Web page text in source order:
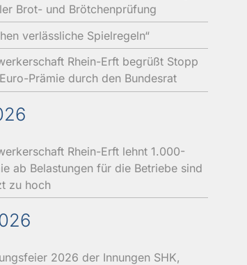
Brot- und Brötchenprüfung
verlässliche Spielregeln“
Rhein-Erft begrüßt Stopp
Prämie durch den Bundesrat
Rhein-Erft lehnt 1.000-
ab Belastungen für die Betriebe sind
zu hoch
2026 der Innungen SHK,